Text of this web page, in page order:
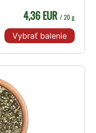
4,36 EUR / 20 g
Vybrať balenie